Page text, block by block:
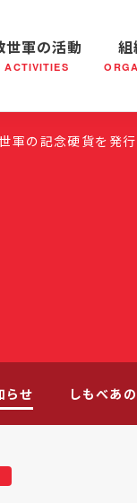
問題 救世軍
世軍の活動
ACTIVITIES
活動 社会鍋
組織概要
軍の記念硬貨を発行
らせ しもべあ